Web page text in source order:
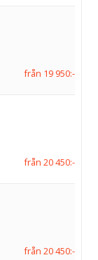
från 19 950:-
från 20 450:-
från 20 450:-